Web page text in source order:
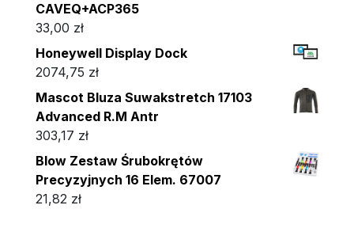
CAVEQ+ACP365
33,00 zł
Honeywell Display Dock
2074,75 zł
Mascot Bluza Suwakstretch 17103
Advanced R.M Antr
303,17 zł
Blow Zestaw Śrubokrętów
Precyzyjnych 16 Elem. 67007
21,82 zł